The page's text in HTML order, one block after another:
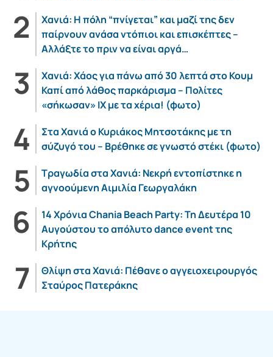
Χανιά: Η πόλη “πνίγεται” και μαζί της δεν
παίρνουν ανάσα ντόπιοι και επισκέπτες –
Αλλάξτε το πριν να είναι αργά…
Χανιά: Χάος για πάνω από 30 λεπτά στο Κουμ
Καπί από λάθος παρκάρισμα – Πολίτες
«σήκωσαν» ΙΧ με τα χέρια! (φωτο)
Στα Χανιά ο Κυριάκος Μητσοτάκης με τη
σύζυγό του – Βρέθηκε σε γνωστό στέκι (φωτο)
Τραγωδία στα Χανιά: Νεκρή εντοπίστηκε η
αγνοούμενη Αιμιλία Γεωργαλάκη
14 Χρόνια Chania Beach Party: Τη Δευτέρα 10
Αυγούστου το απόλυτο dance event της
Κρήτης
Θλίψη στα Χανιά: Πέθανε ο αγγειοχειρουργός
Σταύρος Πατεράκης